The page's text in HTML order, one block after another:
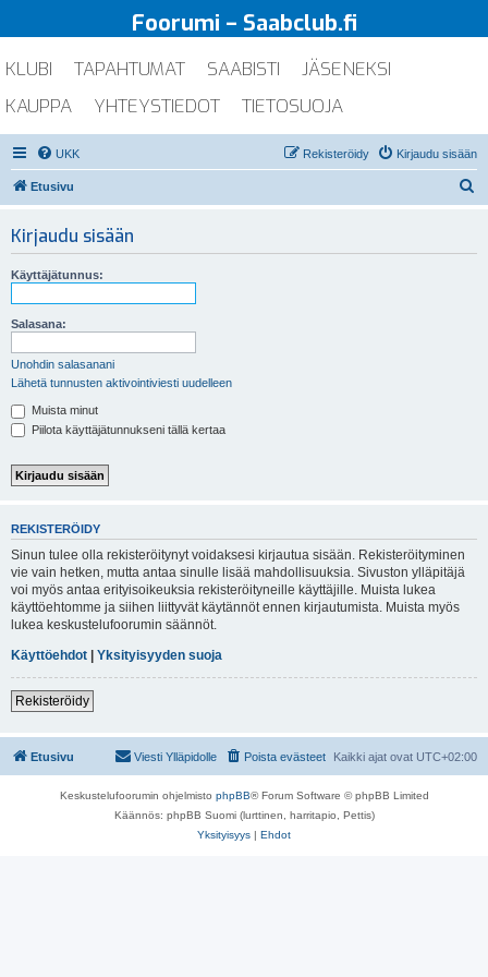
Foorumi – Saabclub.fi
KLUBI TAPAHTUMAT SAABISTI
JÄSENEKSI
KAUPPA
YHTEYSTIEDOT TIETOSUOJA
UKK Kirjaudu sisään
Rekisteröidy
Etusivu
Kirjaudu sisään
Käyttäjätunnus:
Salasana:
Unohdin salasanani
Lähetä tunnusten aktivointiviesti uudelleen
Muista minut
Piilota käyttäjätunnukseni tällä kertaa
REKISTERÖIDY
Sinun tulee olla rekisteröitynyt voidaksesi kirjautua sisään. Rekisteröityminen
vie vain hetken, mutta antaa sinulle lisää mahdollisuuksia. Sivuston ylläpitäjä
voi myös antaa erityisoikeuksia rekisteröityneille käyttäjille. Muista lukea
käyttöehtomme ja siihen liittyvät käytännöt ennen kirjautumista. Muista myös
lukea keskustelufoorumin säännöt.
Käyttöehdot | Yksityisyyden suoja
Rekisteröidy
Etusivu Kaikki ajat ovat UTC+02:00
Poista evästeet
Viesti Ylläpidolle
Keskustelufoorumin ohjelmisto phpBB® Forum Software © phpBB Limited
Käännös: phpBB Suomi (lurttinen, harritapio, Pettis)
Yksityisyys | Ehdot